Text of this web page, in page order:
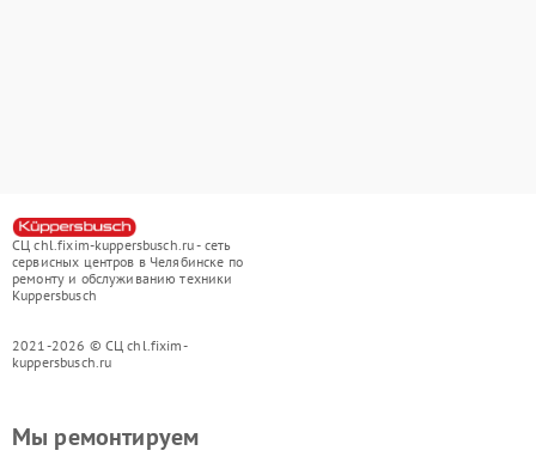
СЦ chl.fixim-kuppersbusch.ru - сеть
сервисных центров в Челябинске по
ремонту и обслуживанию техники
Kuppersbusch
2021-2026 © СЦ chl.fixim-
kuppersbusch.ru
Мы ремонтируем